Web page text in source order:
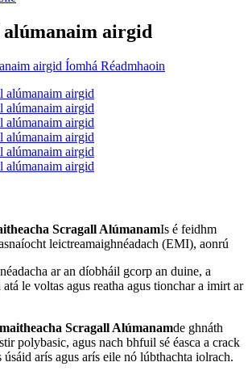
airgid
Scragall AlúmanamIs é feidhm
leictreamaighnéadach (EMI), aonrú
ar an díobháil gcorp an duine, a
atá le voltas agus reatha agus tionchar a imirt ar
Scragall Alúmanamde ghnáth
polybasic, agus nach bhfuil sé éasca a crack
úsáid arís agus arís eile nó lúbthachta iolrach.